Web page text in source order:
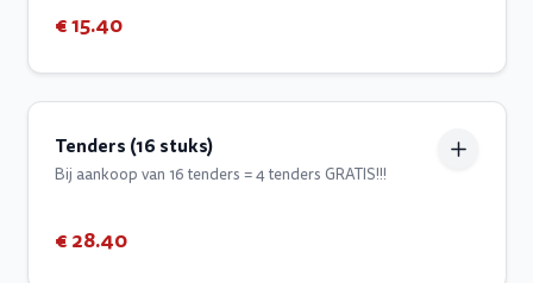
€ 15.40
Tenders (16 stuks)
Bij aankoop van 16 tenders = 4 tenders GRATIS!!!
€ 28.40